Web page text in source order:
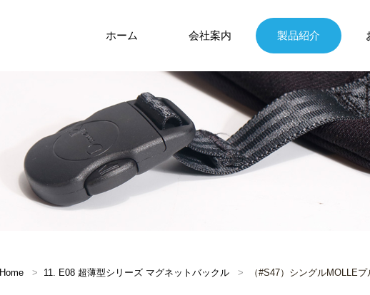
ホーム 会社案内 製品紹介
Home 11. E08 超薄型シリーズ マグネットバックル （#S47）シングルMOLLE